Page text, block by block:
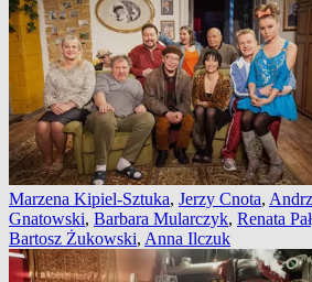
Marzena Kipiel-Sztuka, Jerzy Cnota,
Gnatowski, Barbara Mularczyk, Renata
Bartosz Żukowski, Anna Ilczuk